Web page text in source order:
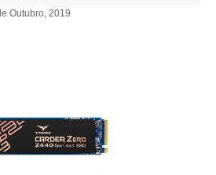
Outubro, 2019